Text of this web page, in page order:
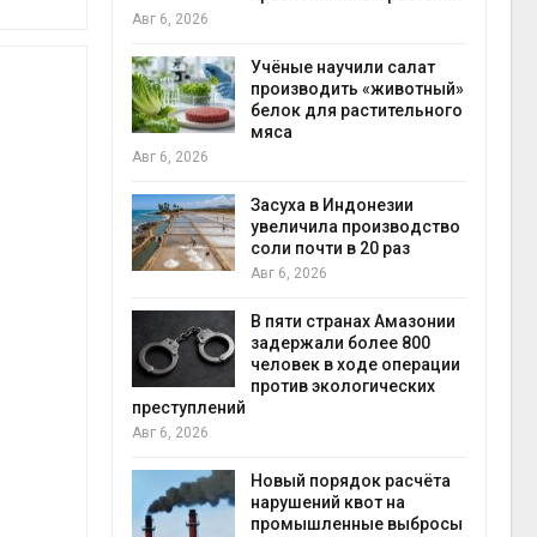
Авг 6, 2026
Учёные научили салат
производить «животный»
белок для растительного
мяса
Авг 6, 2026
Засуха в Индонезии
увеличила производство
соли почти в 20 раз
Авг 6, 2026
В пяти странах Амазонии
задержали более 800
человек в ходе операции
против экологических
преступлений
Авг 6, 2026
Новый порядок расчёта
нарушений квот на
промышленные выбросы